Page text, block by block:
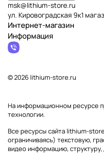
msk@lithium-store.ru
ул. Кировоградская 9к1
Интернет-магазин
Информация
© 2026 lithium-store.ru
На информационном ресурсе
технологии.
Все ресурсы сайта lithium-
ограничиваясь) текстовую,
видео информацию,